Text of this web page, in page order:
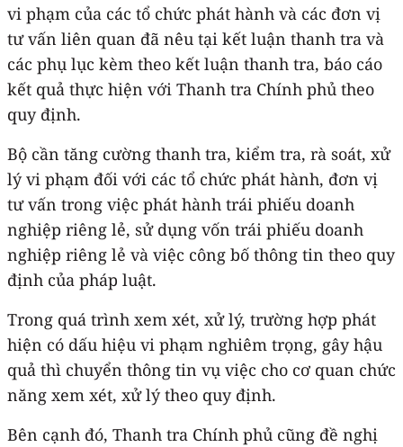
vi phạm của các tổ chức phát hành và các đơn vị
tư vấn liên quan đã nêu tại kết luận thanh tra và
các phụ lục kèm theo kết luận thanh tra, báo cáo
kết quả thực hiện với Thanh tra Chính phủ theo
quy định.
Bộ cần tăng cường thanh tra, kiểm tra, rà soát, xử
lý vi phạm đối với các tổ chức phát hành, đơn vị
tư vấn trong việc phát hành trái phiếu doanh
nghiệp riêng lẻ, sử dụng vốn trái phiếu doanh
nghiệp riêng lẻ và việc công bố thông tin theo quy
định của pháp luật.
Trong quá trình xem xét, xử lý, trường hợp phát
hiện có dấu hiệu vi phạm nghiêm trọng, gây hậu
quả thì chuyển thông tin vụ việc cho cơ quan chức
năng xem xét, xử lý theo quy định.
Bên cạnh đó, Thanh tra Chính phủ cũng đề nghị